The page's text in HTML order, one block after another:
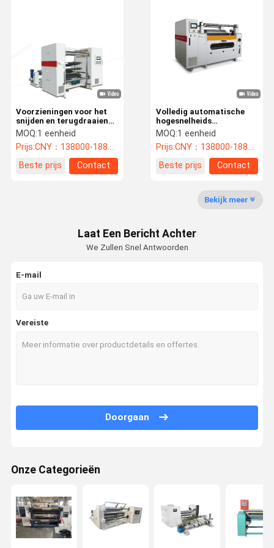
Aluminiumfolie afdichtfilm
Tassenmachine
Volledig automatische
hogesnelheids
snijmachine
MOQ:1 eenheid
Prijs:CNY：138000-188000/unit
Beste prijs
Contact
Voorzieningen voor het
snijden en terugdraaien
van aluminiumfolie
MOQ:1 eenheid
Prijs:CNY：138000-188000/unit
Beste prijs
Contact
Bekijk meer
Laat Een Bericht Achter
We Zullen Snel Antwoorden
E-mail
Vereiste
Doorgaan
Onze Categorieën